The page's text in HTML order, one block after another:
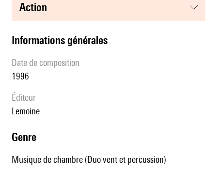
action
informations générales
date de composition
1996
éditeur
Lemoine
genre
Musique de chambre (Duo vent et percussion)